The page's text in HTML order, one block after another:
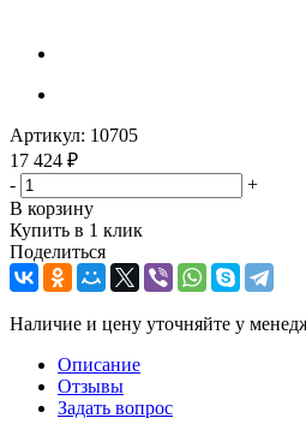
Артикул: 10705
17 424 ₽
-
+
В корзину
Купить в 1 клик
Поделиться
Наличие и цену уточняйте у
Описание
Отзывы
Задать вопрос